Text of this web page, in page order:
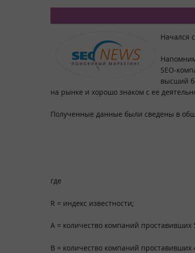
Начался
SEO-
высший
на рынке и хорошо знаком с ее
Полученные данные были сведены в
где
R = индекс известности;
А = количество компаний проставивших
B = количество компаний проставивших